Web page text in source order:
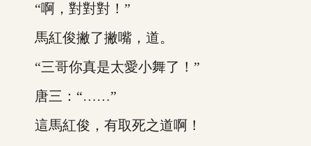
“啊，對對對！”
馬紅俊撇了撇嘴，道。
“三哥你真是太愛小舞了！”
唐三：“……”
這馬紅俊，有取死之道啊！